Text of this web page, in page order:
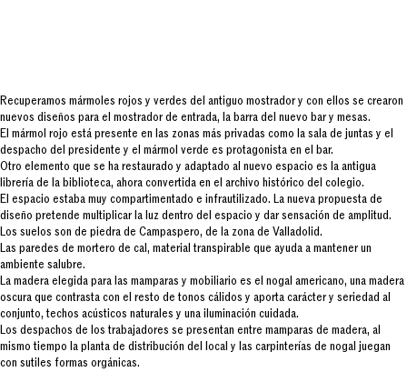
Recuperamos mármoles rojos y verdes del antiguo mostrador y con ellos se crearon
nuevos diseños para el mostrador de entrada, la barra del nuevo bar y mesas.
El mármol rojo está presente en las zonas más privadas como la sala de juntas y el
despacho del presidente y el mármol verde es protagonista en el bar.
Otro elemento que se ha restaurado y adaptado al nuevo espacio es la antigua
librería de la biblioteca, ahora convertida en el archivo histórico del colegio.
El espacio estaba muy compartimentado e infrautilizado. La nueva propuesta de
diseño pretende multiplicar la luz dentro del espacio y dar sensación de amplitud.
Los suelos son de piedra de Campaspero, de la zona de Valladolid.
Las paredes de mortero de cal, material transpirable que ayuda a mantener un
ambiente salubre.
La madera elegida para las mamparas y mobiliario es el nogal americano, una madera
oscura que contrasta con el resto de tonos cálidos y aporta carácter y seriedad al
conjunto, techos acústicos naturales y una iluminación cuidada.
Los despachos de los trabajadores se presentan entre mamparas de madera, al
mismo tiempo la planta de distribución del local y las carpinterías de nogal juegan
con sutiles formas orgánicas.